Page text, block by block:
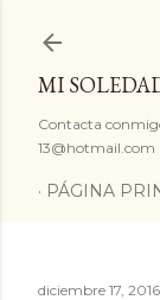
MI
Contacta
13@hotmail.com
PÁGINA
diciembre 17, 2016